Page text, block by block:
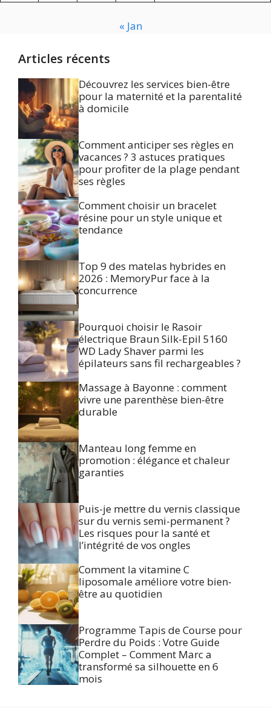
« Jan
Articles récents
Découvrez les services bien-être
pour la maternité et la parentalité
à domicile
Comment anticiper ses règles en
vacances ? 3 astuces pratiques
pour profiter de la plage pendant
ses règles
Comment choisir un bracelet
résine pour un style unique et
tendance
Top 9 des matelas hybrides en
2026 : MemoryPur face à la
concurrence
Pourquoi choisir le Rasoir
électrique Braun Silk-Epil 5160
WD Lady Shaver parmi les
épilateurs sans fil rechargeables ?
Massage à Bayonne : comment
vivre une parenthèse bien-être
durable
Manteau long femme en
promotion : élégance et chaleur
garanties
Puis-je mettre du vernis classique
sur du vernis semi-permanent ?
Les risques pour la santé et
l’intégrité de vos ongles
Comment la vitamine C
liposomale améliore votre bien-
être au quotidien
Programme Tapis de Course pour
Perdre du Poids : Votre Guide
Complet – Comment Marc a
transformé sa silhouette en 6
mois